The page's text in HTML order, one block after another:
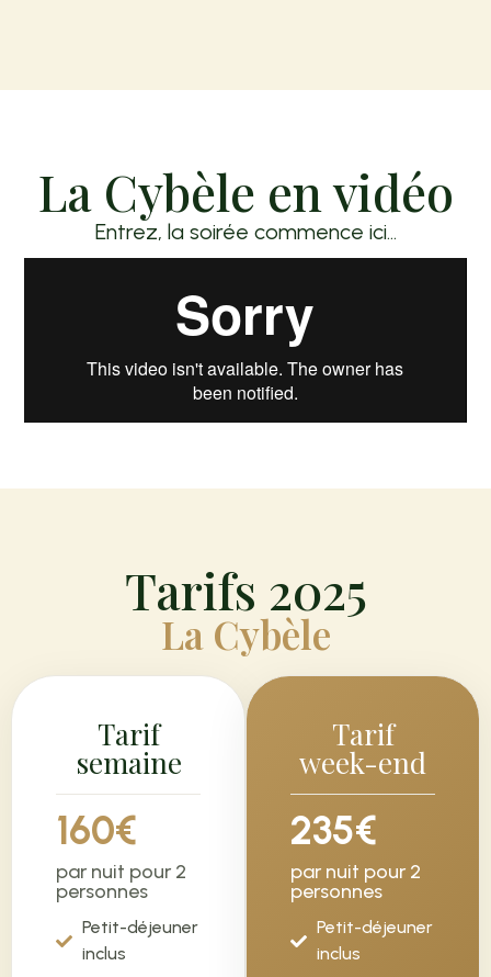
La Cybèle en vidéo
Entrez, la soirée commence ici…
Tarifs 2025
La Cybèle
Tarif
semaine
160€
par nuit pour 2
personnes
Petit-déjeuner
inclus
Tarif
week-end
235€
par nuit pour 2
personnes
Petit-déjeuner
inclus